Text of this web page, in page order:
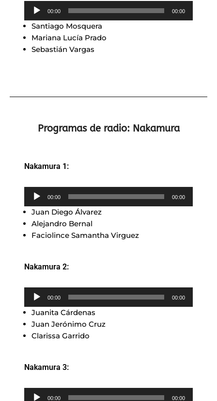
Reproductor
audio
00:00 00:00
Santiago Mosquera
Mariana Lucía Prado
Sebastián Vargas
Programas de radio: Nakamura
Nakamura 1:
Reproductor
audio
00:00 00:00
Juan Diego Álvarez
Alejandro Bernal
Faciolince Samantha Virguez
Nakamura 2:
Reproductor
audio
00:00 00:00
Juanita Cárdenas
Juan Jerónimo Cruz
Clarissa Garrido
Nakamura 3:
Reproductor
00:00 00:00